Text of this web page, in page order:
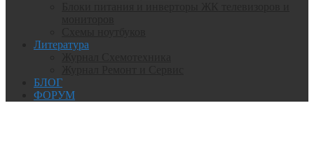
Литература
БЛОГ
ФОРУМ